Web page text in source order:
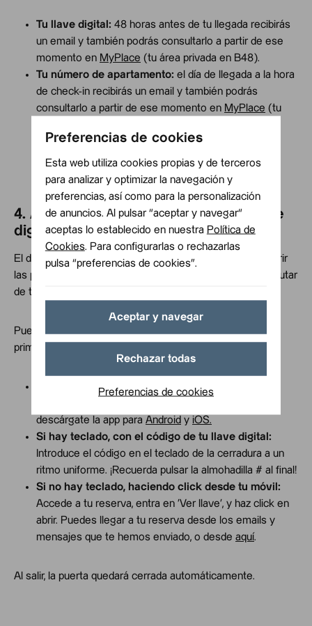
Tu llave digital: 48 horas antes de tu llegada recibirás
un email y también podrás consultarlo a partir de ese
momento en MyPlace (tu área privada en B48).
Tu número de apartamento: el día de llegada a la hora
de check-in recibirás un email y también podrás
consultarlo a partir de ese momento en MyPlace (tu
4. Accede a tu alojamiento con tu llave
digital: móvil o código.
El día de llegada a partir de la hora de check-in podrás abrir
las puertas del edificio y tu alojamiento y empezar a disfrutar
de tu estancia directamente.
Puedes hacerlo de varias formas (te recomendamos la
primera, más segura y fácil):
Con la App Líbere: Acerca tu móvil a la cerradura y
descárgate la app para Android y iOS.
Si hay teclado, con el código de tu llave digital:
Introduce el código en el teclado de la cerradura a un
ritmo uniforme. ¡Recuerda pulsar la almohadilla # al final!
Si no hay teclado, haciendo click desde tu móvil:
Accede a tu reserva, entra en ‘Ver llave’, y haz click en
abrir. Puedes llegar a tu reserva desde los emails y
mensajes que te hemos enviado, o desde aquí.
Al salir, la puerta quedará cerrada automáticamente.
Preferencias de cookies
Esta web utiliza cookies propias y de terceros
para analizar y optimizar la navegación y
preferencias, así como para la personalización
de anuncios. Al pulsar “aceptar y navegar“
aceptas lo establecido en nuestra Política de
Cookies. Para configurarlas o rechazarlas
pulsa “preferencias de cookies”.
Aceptar y navegar
Rechazar todas
Preferencias de cookies